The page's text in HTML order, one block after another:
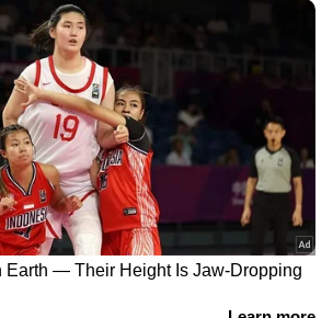
APP
എല്ലാLocal News
അറിയാൻ
ന്യൂസ് വാർത്തകൾ.